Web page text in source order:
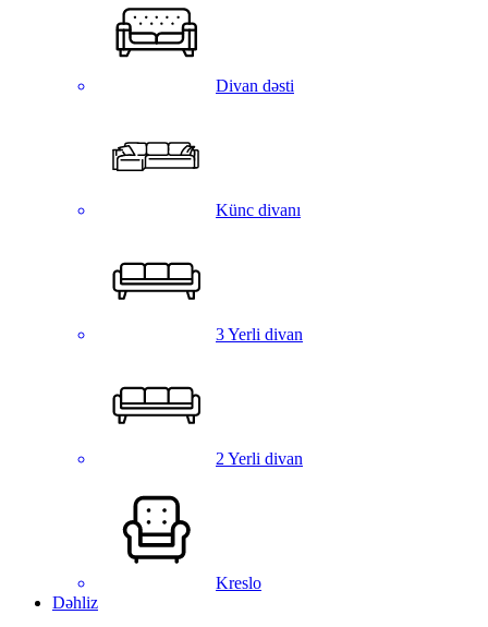
Divan dəsti
Künc divanı
3 Yerli divan
2 Yerli divan
Kreslo
Dəhliz